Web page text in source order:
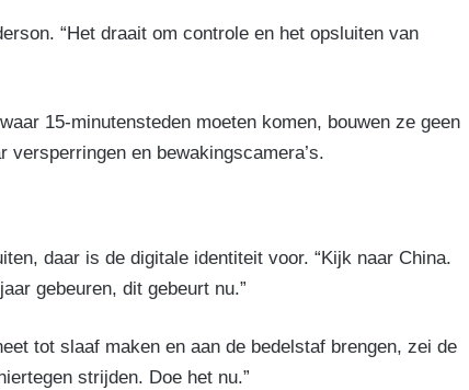
“Het draait om controle en het opsluiten van
15-minutensteden moeten komen, bouwen ze geen
en bewakingscamera’s.
daar is de digitale identiteit voor. “Kijk naar China.
gebeuren, dit gebeurt nu.”
tot slaaf maken en aan de bedelstaf brengen, zei de
strijden. Doe het nu.”